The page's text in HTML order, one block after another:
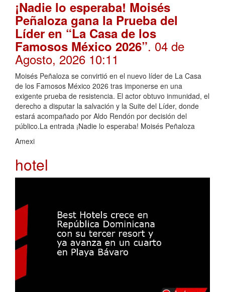
¡Nadie lo esperaba! Moisés
Peñaloza gana la Prueba del
Líder en “La Casa de los
Famosos México 2026”. 04 de
Agosto, 2026 10:11
Moisés Peñaloza se convirtió en el nuevo líder de La Casa
de los Famosos México 2026 tras imponerse en una
exigente prueba de resistencia. El actor obtuvo inmunidad, el
derecho a disputar la salvación y la Suite del Líder, donde
estará acompañado por Aldo Rendón por decisión del
público.La entrada ¡Nadie lo esperaba! Moisés Peñaloza
Amexi
hotel